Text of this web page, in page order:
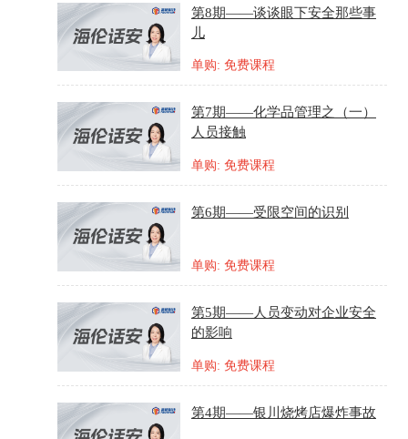
单购: 免费课程
第8期——谈谈眼下安全那些事
儿
单购: 免费课程
第7期——化学品管理之（一）
人员接触
单购: 免费课程
第6期——受限空间的识别
单购: 免费课程
第5期——人员变动对企业安全
的影响
第4期——银川烧烤店爆炸事故